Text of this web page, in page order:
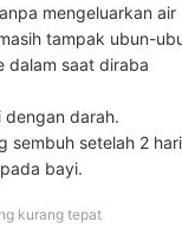
mengeluarkan air
tampak ubun-
dalam saat diraba
dengan darah.
sembuh setelah 2
bayi.
kurang tepat